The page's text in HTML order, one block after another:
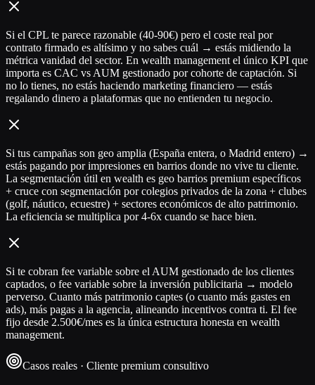
Si el CPL te parece razonable (40-90€) pero el coste real por
contrato firmado es altísimo y no sabes cuál → estás midiendo la
métrica vanidad del sector. En wealth management el único KPI que
importa es CAC vs AUM gestionado por cohorte de captación. Si
no lo tienes, no estás haciendo marketing financiero — estás
regalando dinero a plataformas que no entienden tu negocio.
Si tus campañas son geo amplia (España entera, o Madrid entero) →
estás pagando por impresiones en barrios donde no vive tu cliente.
La segmentación útil en wealth es geo barrios premium específicos
+ cruce con segmentación por colegios privados de la zona + clubes
(golf, náutico, ecuestre) + sectores económicos de alto patrimonio.
La eficiencia se multiplica por 4-6x cuando se hace bien.
Si te cobran fee variable sobre el AUM gestionado de los clientes
captados, o fee variable sobre la inversión publicitaria → modelo
perverso. Cuanto más patrimonio captes (o cuanto más gastes en
ads), más pagas a la agencia, alineando incentivos contra ti. El fee
fijo desde 2.500€/mes es la única estructura honesta en wealth
management.
Casos reales · Cliente premium consultivo